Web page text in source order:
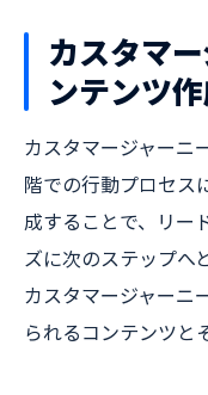
カスタマ
ンテンツ
カスタマージャーニ
階での行動プロセス
成することで、リー
ズに次のステップへ
カスタマージャーニ
られるコンテンツと